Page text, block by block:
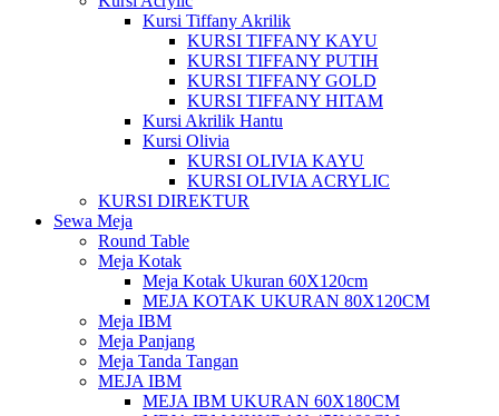
Kursi Tiffany Akrilik
KURSI TIFFANY KAYU
KURSI TIFFANY PUTIH
KURSI TIFFANY GOLD
KURSI TIFFANY HITAM
Kursi Akrilik Hantu
Kursi Olivia
KURSI OLIVIA KAYU
KURSI OLIVIA ACRYLIC
KURSI DIREKTUR
Sewa Meja
Round Table
Meja Kotak
Meja Kotak Ukuran 60X120cm
MEJA KOTAK UKURAN 80X120CM
Meja IBM
Meja Panjang
Meja Tanda Tangan
MEJA IBM
MEJA IBM UKURAN 60X180CM